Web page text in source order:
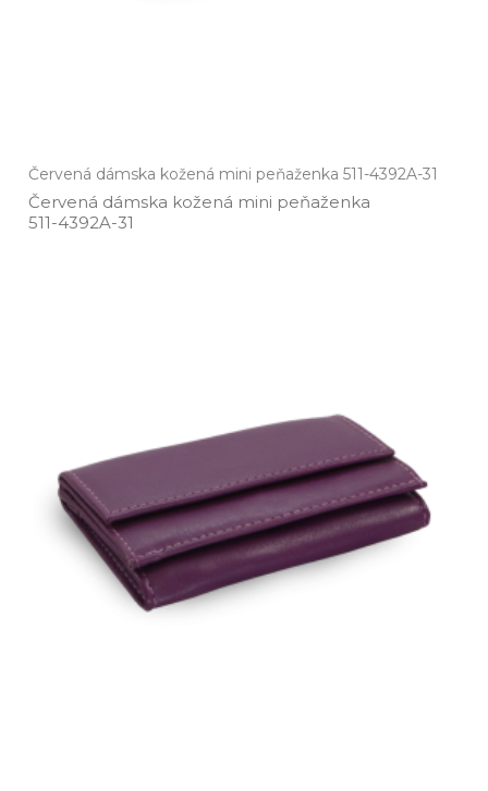
Červená dámska kožená mini peňaženka 511-4392A-31
Červená dámska kožená mini peňaženka
511­-4392A­-31